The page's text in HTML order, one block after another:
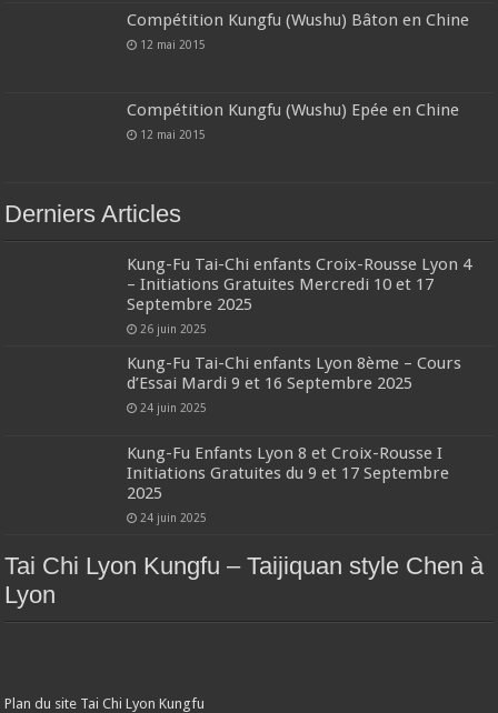
Compétition Kungfu (Wushu) Bâton en Chine
12 mai 2015
Compétition Kungfu (Wushu) Epée en Chine
12 mai 2015
Derniers Articles
Kung-Fu Tai-Chi enfants Croix-Rousse Lyon 4
– Initiations Gratuites Mercredi 10 et 17
Septembre 2025
26 juin 2025
Kung-Fu Tai-Chi enfants Lyon 8ème – Cours
d’Essai Mardi 9 et 16 Septembre 2025
24 juin 2025
Kung-Fu Enfants Lyon 8 et Croix-Rousse I
Initiations Gratuites du 9 et 17 Septembre
2025
24 juin 2025
Tai Chi Lyon Kungfu – Taijiquan style Chen à
Lyon
Plan du site Tai Chi Lyon Kungfu